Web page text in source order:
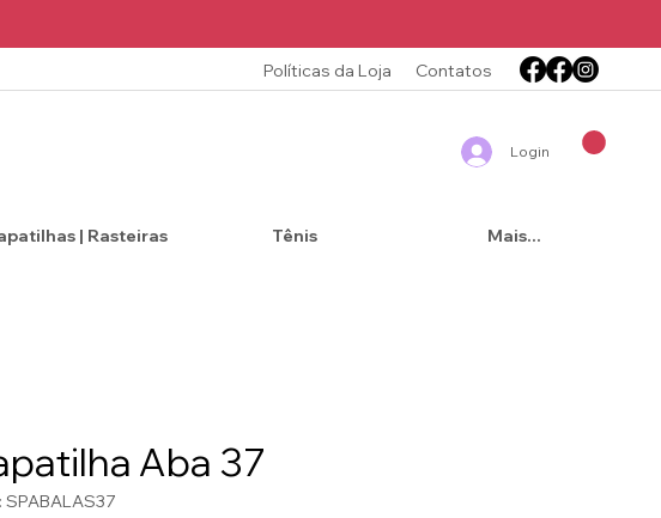
Políticas da Loja Contatos
Login
| Rasteiras Tênis Mais...
Aba 37
SPABALAS37